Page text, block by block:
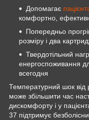
Допомагає
комфортно,
Попередньо
розміру і два
Твердотільний
енергоспоживання
всегодня
Температурний шок від
може збільшити час
дискомфорту і у
37 підтримує